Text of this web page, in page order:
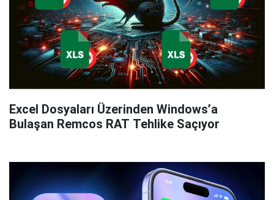
Excel Dosyaları Üzerinden Windows’a
Bulaşan Remcos RAT Tehlike Saçıyor